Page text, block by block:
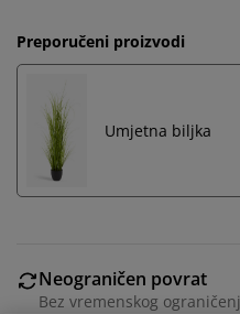
Preporučeni proizvodi
Umjetna biljka
Neograničen povrat
Bez vremenskog